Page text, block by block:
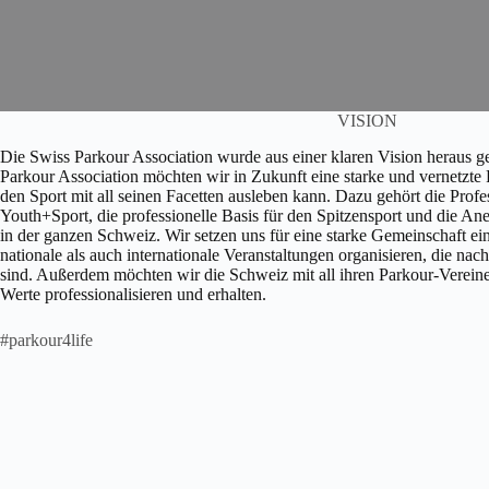
VISION
Die Swiss Parkour Association wurde aus einer klaren Vision heraus
Parkour Association möchten wir in Zukunft eine starke und
den Sport mit all seinen Facetten ausleben kann. Dazu gehört die
Youth+Sport, die professionelle Basis für den Spitzensport und die
in der ganzen Schweiz. Wir setzen uns für eine starke Gemeinschaft
nationale als auch internationale Veranstaltungen organisieren, die
sind. Außerdem möchten wir die Schweiz mit all ihren Parkour-
Werte professionalisieren und erhalten.
#parkour4life